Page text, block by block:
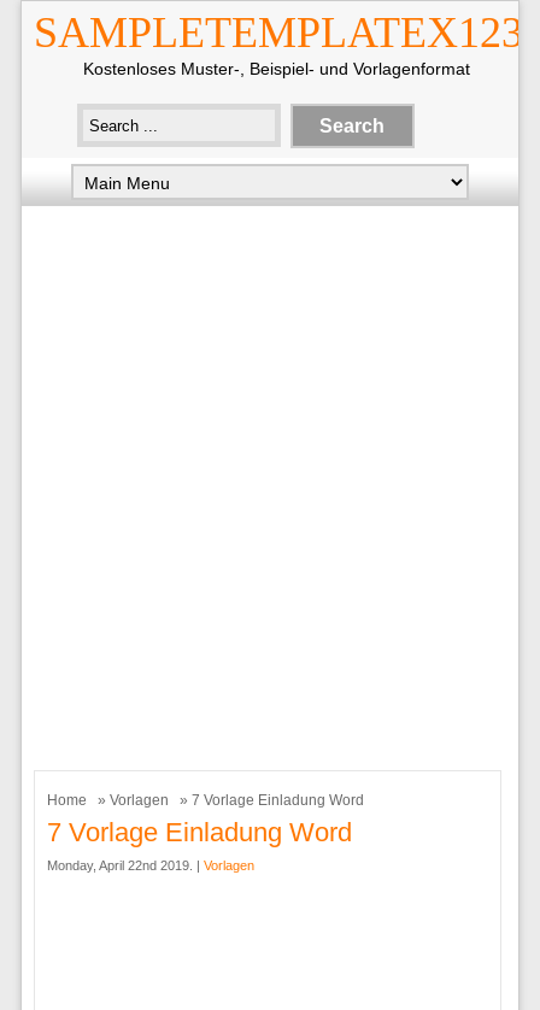
Kostenloses Muster-, Beispiel- und Vorlagenformat
Home » Vorlagen » 7 Vorlage Einladung Word
7 Vorlage Einladung Word
Monday, April 22nd 2019. | Vorlagen